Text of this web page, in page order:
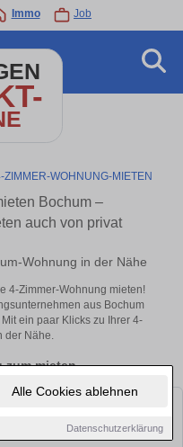
Alle Cookies ablehnen
Datenschutzerklärung
Immo Job
ZIMMER-WOHNUNG-MIETEN
Bochum –
auch von privat
Wohnung in der Nähe
4-Zimmer-Wohnung mieten!
aus Bochum
ein paar Klicks zu Ihrer 4-
der Nähe.
zum mieten